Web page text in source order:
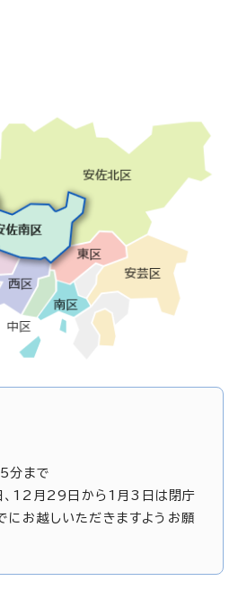
分まで
、12月29日から1月3日は閉庁
お越しいただきますようお願